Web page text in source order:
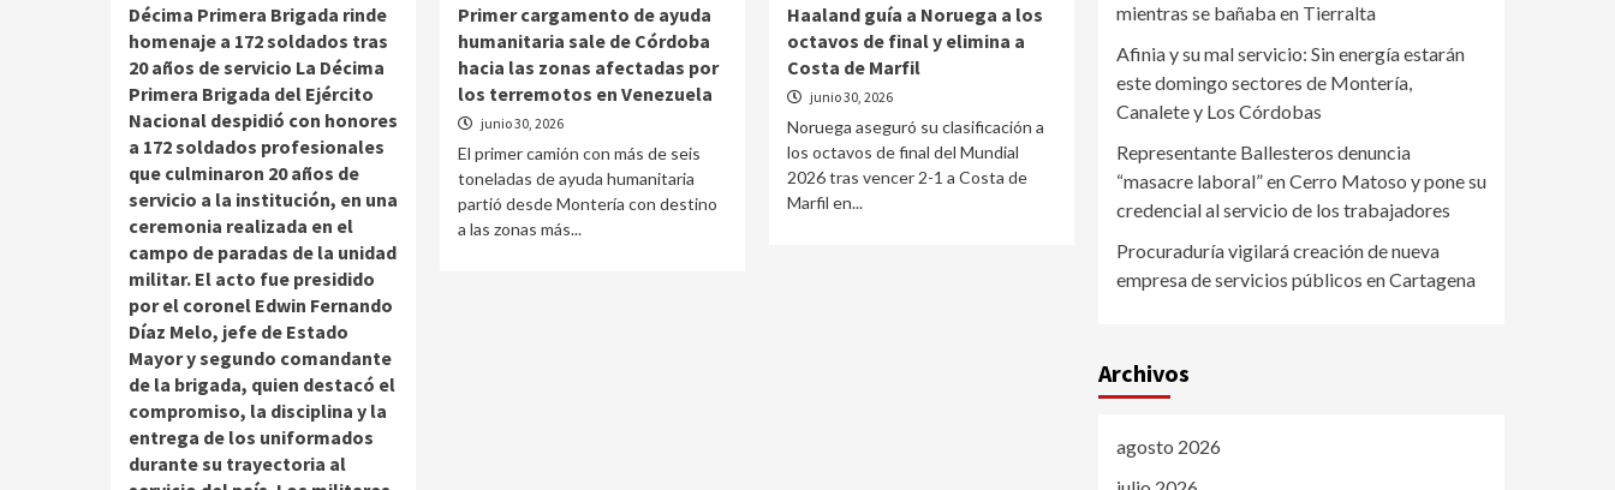
Décima Primera Brigada rinde
homenaje a 172 soldados tras
20 años de servicio La Décima
Primera Brigada del Ejército
Nacional despidió con honores
a 172 soldados profesionales
que culminaron 20 años de
servicio a la institución, en una
ceremonia realizada en el
campo de paradas de la unidad
militar. El acto fue presidido
por el coronel Edwin Fernando
Díaz Melo, jefe de Estado
Mayor y segundo comandante
de la brigada, quien destacó el
compromiso, la disciplina y la
entrega de los uniformados
durante su trayectoria al
Primer cargamento de ayuda
humanitaria sale de Córdoba
hacia las zonas afectadas por
los terremotos en Venezuela
junio 30, 2026
El primer camión con más de seis
toneladas de ayuda humanitaria
partió desde Montería con destino
a las zonas más...
Haaland guía a Noruega a los
octavos de final y elimina a
Costa de Marfil
junio 30, 2026
Noruega aseguró su clasificación a
los octavos de final del Mundial
2026 tras vencer 2-1 a Costa de
Marfil en...
mientras se bañaba en Tierralta
Afinia y su mal servicio: Sin energía estarán
este domingo sectores de Montería,
Canalete y Los Córdobas
Representante Ballesteros denuncia
“masacre laboral” en Cerro Matoso y pone su
credencial al servicio de los trabajadores
Procuraduría vigilará creación de nueva
empresa de servicios públicos en Cartagena
Archivos
agosto 2026